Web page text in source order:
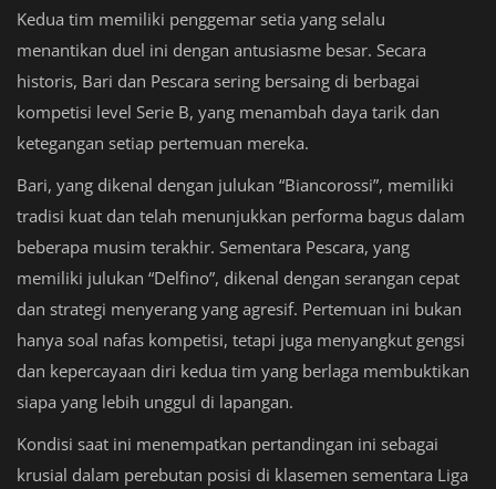
Kedua tim memiliki penggemar setia yang selalu
menantikan duel ini dengan antusiasme besar. Secara
historis, Bari dan Pescara sering bersaing di berbagai
kompetisi level Serie B, yang menambah daya tarik dan
ketegangan setiap pertemuan mereka.
Bari, yang dikenal dengan julukan “Biancorossi”, memiliki
tradisi kuat dan telah menunjukkan performa bagus dalam
beberapa musim terakhir. Sementara Pescara, yang
memiliki julukan “Delfino”, dikenal dengan serangan cepat
dan strategi menyerang yang agresif. Pertemuan ini bukan
hanya soal nafas kompetisi, tetapi juga menyangkut gengsi
dan kepercayaan diri kedua tim yang berlaga membuktikan
siapa yang lebih unggul di lapangan.
Kondisi saat ini menempatkan pertandingan ini sebagai
krusial dalam perebutan posisi di klasemen sementara Liga